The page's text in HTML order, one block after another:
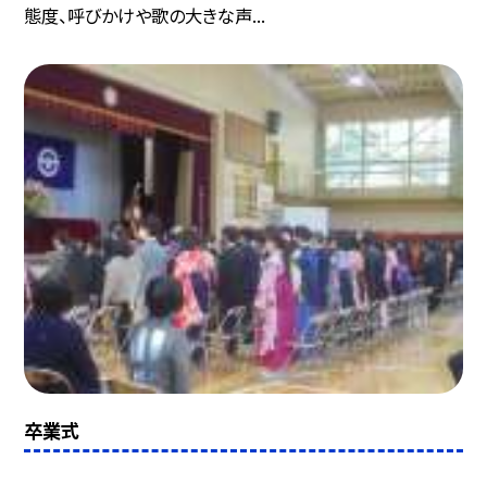
態度、呼びかけや歌の大きな声...
卒業式